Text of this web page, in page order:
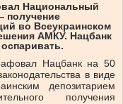
Национальный
получение
во Всеукраинском
АМКУ. Нацбанк
Нацбанк на 50
в виде
депозитарием
получения